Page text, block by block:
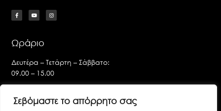
Σεβόμαστε το απόρρητο σας
Ωράριο
Δευτέρα – Τετάρτη – Σάββατο:
09.00 – 15.00
09.00 – 14.00 & 17.00 – 21.00